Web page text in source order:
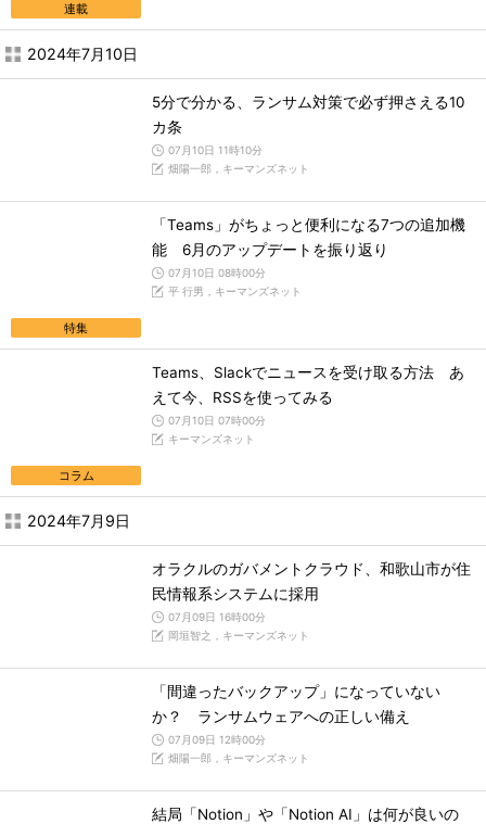
連載
2024年7月10日
5分で分かる、ランサム対策で必ず押さえる10
カ条
07月10日 11時10分
畑陽一郎，キーマンズネット
特集
「Teams」がちょっと便利になる7つの追加機
能 6月のアップデートを振り返り
07月10日 08時00分
平 行男，キーマンズネット
コラム
Teams、Slackでニュースを受け取る方法 あ
えて今、RSSを使ってみる
07月10日 07時00分
キーマンズネット
2024年7月9日
オラクルのガバメントクラウド、和歌山市が住
民情報系システムに採用
07月09日 16時00分
岡垣智之，キーマンズネット
「間違ったバックアップ」になっていない
か？ ランサムウェアへの正しい備え
07月09日 12時00分
畑陽一郎，キーマンズネット
結局「Notion」や「Notion AI」は何が良いの